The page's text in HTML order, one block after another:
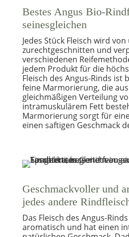
Bestes Angus Bio-
seinesgleichen
Jedes Stück Fleisch wird
zurechtgeschnitten und
verschiedenen
jedem Produkt für die
Fleisch des Angus-Rinds ist
feine Marmorierung, die
gleichmäßigen Verteilung
intramuskulärem Fett
Marmorierung sorgt für
einen saftigen Geschmack
Geschmackvoller und
jedes andere
Das Fleisch des Angus-
aromatisch und hat einen